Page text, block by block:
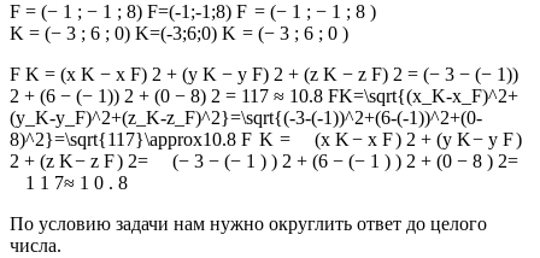
F = (− 1 ; − 1 ; 8) F=(-1;-1;8) F =(− 1 ;− 1 ;8)
K = (− 3 ; 6 ; 0) K=(-3;6;0) K =(−3 ;6 ;0)
F K = (x K − x F) 2 + (y K − y F) 2 + (z K − z F) 2 = (− 3 − (− 1))
2 + (6 − (− 1)) 2 + (0 − 8) 2 = 117 ≈ 10.8 FK=\sqrt{(x_K-x_F)^2+
(y_K-y_F)^2+(z_K-z_F)^2}=\sqrt{(-3-(-1))^2+(6-(-1))^2+(0-
8)^2}=\sqrt{117}\approx10.8 F K = (xK− x F) 2 + (y K− y F)
2 + (z K−zF) 2= (−3−(− 1)) 2+(6−(− 1)) 2+(0−8) 2=
1 1 7≈ 10 .8
По условию задачи нам нужно округлить ответ до целого
числа.